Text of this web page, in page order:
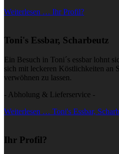
Weiterlesen … Ihr Profil?
Toni's Essbar, Scharbeutz
Ein Besuch in Toni´s essbar lohnt
sich mit leckeren Köstlichkeiten an
verwöhnen zu lassen.
- Abholung & Lieferservice -
Weiterlesen … Toni's Essbar,
Ihr Profil?